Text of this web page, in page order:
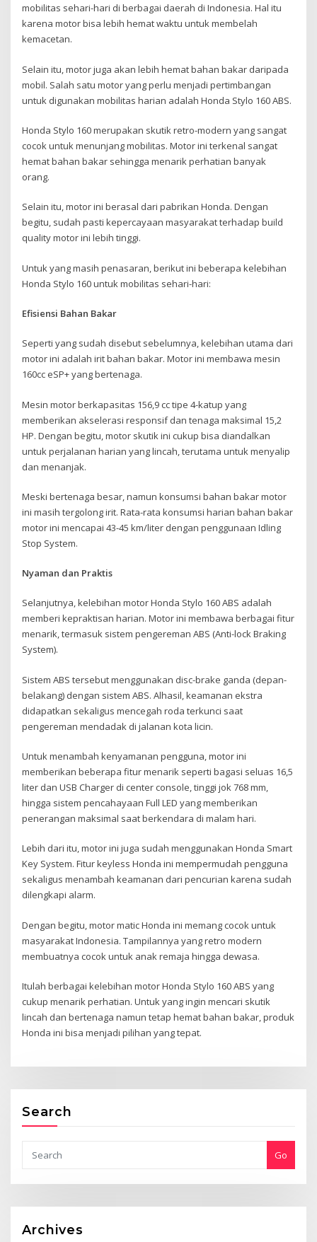
mobilitas sehari-hari di berbagai daerah di Indonesia. Hal itu
karena motor bisa lebih hemat waktu untuk membelah
kemacetan.
Selain itu, motor juga akan lebih hemat bahan bakar daripada
mobil. Salah satu motor yang perlu menjadi pertimbangan
untuk digunakan mobilitas harian adalah Honda Stylo 160 ABS.
Honda Stylo 160 merupakan skutik retro-modern yang sangat
cocok untuk menunjang mobilitas. Motor ini terkenal sangat
hemat bahan bakar sehingga menarik perhatian banyak
orang.
Selain itu, motor ini berasal dari pabrikan Honda. Dengan
begitu, sudah pasti kepercayaan masyarakat terhadap build
quality motor ini lebih tinggi.
Untuk yang masih penasaran, berikut ini beberapa kelebihan
Honda Stylo 160 untuk mobilitas sehari-hari:
Efisiensi Bahan Bakar
Seperti yang sudah disebut sebelumnya, kelebihan utama dari
motor ini adalah irit bahan bakar. Motor ini membawa mesin
160cc eSP+ yang bertenaga.
Mesin motor berkapasitas 156,9 cc tipe 4-katup yang
memberikan akselerasi responsif dan tenaga maksimal 15,2
HP. Dengan begitu, motor skutik ini cukup bisa diandalkan
untuk perjalanan harian yang lincah, terutama untuk menyalip
dan menanjak.
Meski bertenaga besar, namun konsumsi bahan bakar motor
ini masih tergolong irit. Rata-rata konsumsi harian bahan bakar
motor ini mencapai 43-45 km/liter dengan penggunaan Idling
Stop System.
Nyaman dan Praktis
Selanjutnya, kelebihan motor Honda Stylo 160 ABS adalah
memberi kepraktisan harian. Motor ini membawa berbagai fitur
menarik, termasuk sistem pengereman ABS (Anti-lock Braking
System).
Sistem ABS tersebut menggunakan disc-brake ganda (depan-
belakang) dengan sistem ABS. Alhasil, keamanan ekstra
didapatkan sekaligus mencegah roda terkunci saat
pengereman mendadak di jalanan kota licin.
Untuk menambah kenyamanan pengguna, motor ini
memberikan beberapa fitur menarik seperti bagasi seluas 16,5
liter dan USB Charger di center console, tinggi jok 768 mm,
hingga sistem pencahayaan Full LED yang memberikan
penerangan maksimal saat berkendara di malam hari.
Lebih dari itu, motor ini juga sudah menggunakan Honda Smart
Key System. Fitur keyless Honda ini mempermudah pengguna
sekaligus menambah keamanan dari pencurian karena sudah
dilengkapi alarm.
Dengan begitu, motor matic Honda ini memang cocok untuk
masyarakat Indonesia. Tampilannya yang retro modern
membuatnya cocok untuk anak remaja hingga dewasa.
Itulah berbagai kelebihan motor Honda Stylo 160 ABS yang
cukup menarik perhatian. Untuk yang ingin mencari skutik
lincah dan bertenaga namun tetap hemat bahan bakar, produk
Honda ini bisa menjadi pilihan yang tepat.
Search
Go
Archives